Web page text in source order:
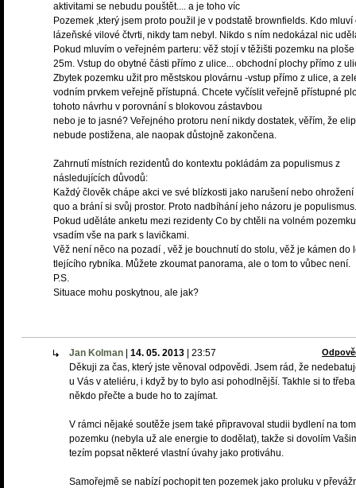
aktivitami se nebudu pouštět.... a je toho víc
Pozemek ,který jsem proto použil je v podstatě brownfields. Kdo mluví
lázeňské vilové čtvrti, nikdy tam nebyl. Nikdo s ním nedokázal nic
Pokud mluvím o veřejném parteru: věž stojí v těžišti pozemku na
25m. Vstup do obytné části přímo z ulice... obchodní plochy přímo z
Zbytek pozemku užit pro městskou plovárnu -vstup přímo z ulice, a
vodním prvkem veřejně přístupná. Chcete vyčíslit veřejně přístupné
tohoto návrhu v porovnání s blokovou zástavbou
nebo je to jasné? Veřejného protoru není nikdy dostatek, věřím, že
nebude postižena, ale naopak důstojně zakončena.
Zahrnutí místních rezidentů do kontextu pokládám za populismus z
následujících důvodů:
Každý člověk chápe akci ve své blízkosti jako narušení nebo ohrožení
quo a brání si svůj prostor. Proto nadbíhání jeho názoru je populismus.
Pokud uděláte anketu mezi rezidenty Co by chtěli na volném
vsadím vše na park s lavičkami.
Věž není něco na pozadí , věž je bouchnutí do stolu, věž je kámen do
tlejícího rybníka. Můžete zkoumat panorama, ale o tom to vůbec není.
P.S.
Situace mohu poskytnou, ale jak?
Jan Kolman 14. 05. 2013 23:57
Děkuji za čas, který jste věnoval odpovědi. Jsem rád, že
u Vás v ateliéru, i když by to bylo asi pohodlnější. Takhle si to třeba
někdo přečte a bude ho to zajímat.
V rámci nějaké soutěže jsem také připravoval studii bydlení na
pozemku (nebyla už ale energie to dodělat), takže si dovolím
tezím popsat některé vlastní úvahy jako protiváhu.
Samořejmě se nabízí pochopit ten pozemek jako proluku v